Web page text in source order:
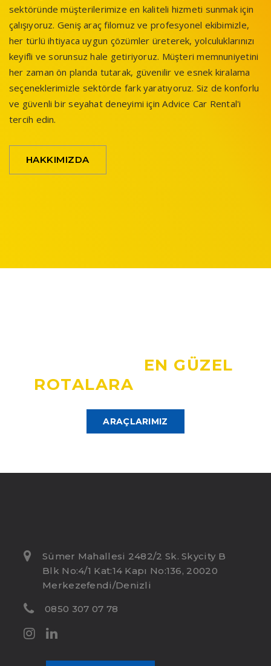
sektöründe müşterilerimize en kaliteli hizmeti sunmak için
çalışıyoruz. Geniş araç filomuz ve profesyonel ekibimizle,
her türlü ihtiyaca uygun çözümler üreterek, yolculuklarınızı
keyifli ve sorunsuz hale getiriyoruz. Müşteri memnuniyetini
her zaman ön planda tutarak, güvenilir ve esnek kiralama
seçeneklerimizle sektörde fark yaratıyoruz. Siz de konforlu
ve güvenli bir seyahat deneyimi için Advice Car Rental'i
tercih edin.
HAKKIMIZDA
EN GÜZEL
ROTALARA
ARAÇLARIMIZ
Sümer Mahallesi 2482/2 Sk. Skycity B
Blk No:4/1 Kat:14 Kapı No:136, 20020
Merkezefendi/Denizli
0850 307 07 78